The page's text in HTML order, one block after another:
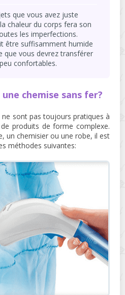
que vous avez juste
chaleur du corps fera son
les imperfections.
être suffisamment humide
que vous devrez transférer
confortables.
chemise sans fer?
sont pas toujours pratiques à
produits de forme complexe.
un chemisier ou une robe, il est
méthodes suivantes: